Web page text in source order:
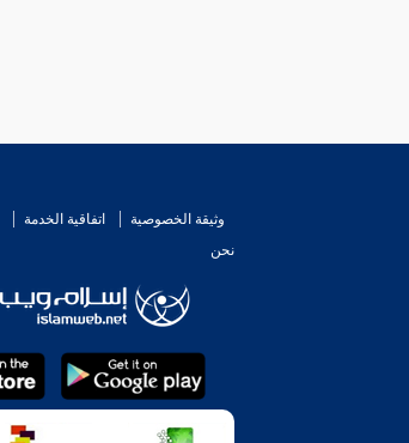
وثيقة الخصوصية اتفاقية الخدمة
نحن